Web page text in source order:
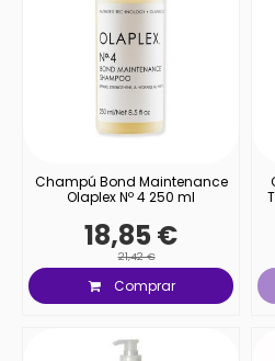
Champú Bond Maintenance
Olaplex Nº 4 250 ml
18,85 €
21,42 €
Comprar